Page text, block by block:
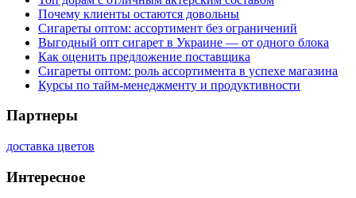
Почему клиенты остаются довольны
Сигареты оптом: ассортимент без ограничений
Выгодный опт сигарет в Украине — от одного блока
Как оценить предложение поставщика
Сигареты оптом: роль ассортимента в успехе магазина
Курсы по тайм-менеджменту и продуктивности
Партнеры
доставка цветов
Интересное